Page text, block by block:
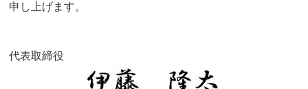
申し上げます。
代表取締役